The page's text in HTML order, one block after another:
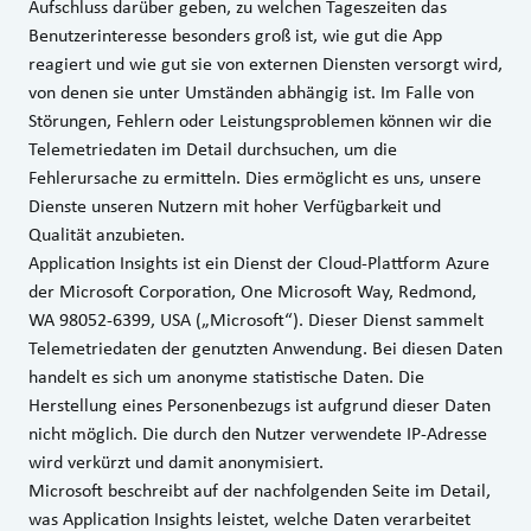
Aufschluss darüber geben, zu welchen Tageszeiten das
Benutzerinteresse besonders groß ist, wie gut die App
reagiert und wie gut sie von externen Diensten versorgt wird,
von denen sie unter Umständen abhängig ist. Im Falle von
Störungen, Fehlern oder Leistungsproblemen können wir die
Telemetriedaten im Detail durchsuchen, um die
Fehlerursache zu ermitteln. Dies ermöglicht es uns, unsere
Dienste unseren Nutzern mit hoher Verfügbarkeit und
Qualität anzubieten.
Application Insights ist ein Dienst der Cloud-Plattform Azure
der Microsoft Corporation, One Microsoft Way, Redmond,
WA 98052-6399, USA („Microsoft“). Dieser Dienst sammelt
Telemetriedaten der genutzten Anwendung. Bei diesen Daten
handelt es sich um anonyme statistische Daten. Die
Herstellung eines Personenbezugs ist aufgrund dieser Daten
nicht möglich. Die durch den Nutzer verwendete IP-Adresse
wird verkürzt und damit anonymisiert.
Microsoft beschreibt auf der nachfolgenden Seite im Detail,
was Application Insights leistet, welche Daten verarbeitet